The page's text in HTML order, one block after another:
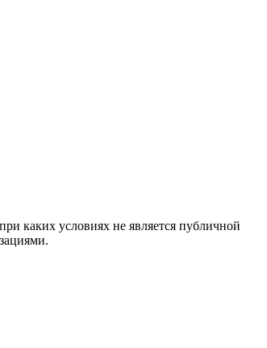
каких условиях не является публичной